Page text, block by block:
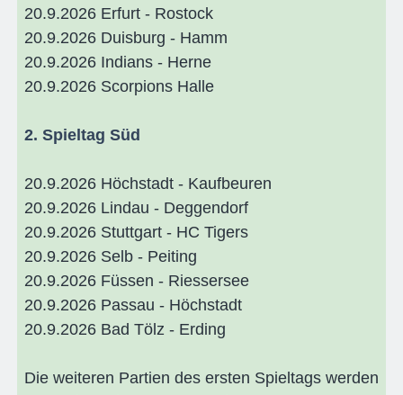
20.9.2026 Erfurt - Rostock
20.9.2026 Duisburg - Hamm
20.9.2026 Indians - Herne
20.9.2026 Scorpions Halle
2. Spieltag Süd
20.9.2026 Höchstadt - Kaufbeuren
20.9.2026 Lindau - Deggendorf
20.9.2026 Stuttgart - HC Tigers
20.9.2026 Selb - Peiting
20.9.2026 Füssen - Riessersee
20.9.2026 Passau - Höchstadt
20.9.2026 Bad Tölz - Erding
Die weiteren Partien des ersten Spieltags werden